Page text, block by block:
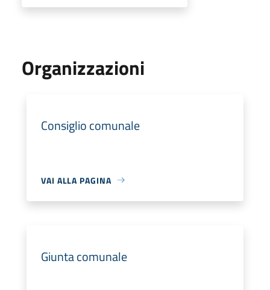
Organizzazioni
Consiglio comunale
VAI ALLA PAGINA
Giunta comunale